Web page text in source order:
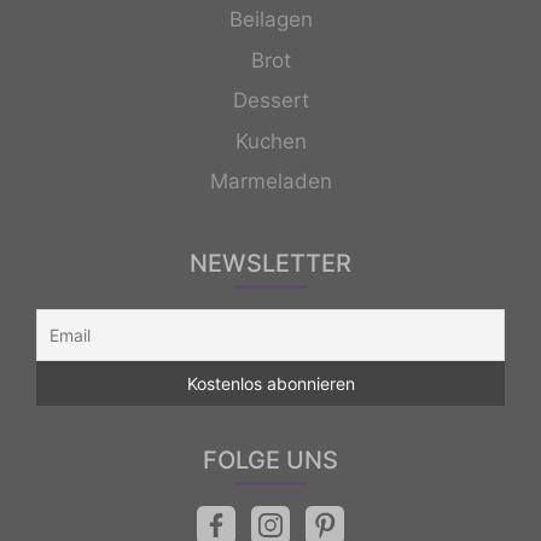
Beilagen
Brot
Dessert
Kuchen
Marmeladen
NEWSLETTER
FOLGE UNS